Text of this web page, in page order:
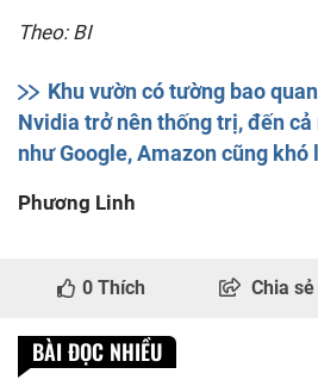
Theo: BI
Khu vườn có tường bao
Nvidia trở nên thống trị, đến
như Google, Amazon cũng khó
Phương Linh
0 Thích Chia sẻ
BÀI ĐỌC NHIỀU